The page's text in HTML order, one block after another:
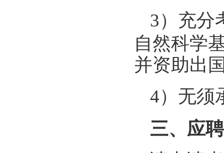
3）充分
自然科学
并资助出
4） 无须
三、应